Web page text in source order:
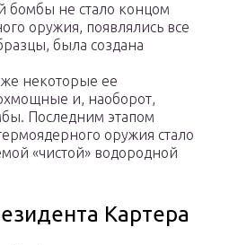
бомбы не стало концом
оружия, появлялись все
была создана
некоторые ее
и, наоборот,
Последним этапом
оружия стало
«чистой» водородной
Картера